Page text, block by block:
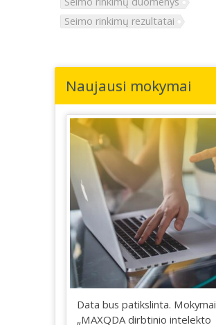
Seimo rinkimų rezultatai
Naujausi mokymai
Data bus patikslinta. Mokymai
„MAXQDA dirbtinio intelekto